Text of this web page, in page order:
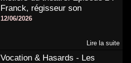
Franck, régisseur son
12/06/2026
Lire la suite
Vocation & Hasards - Les